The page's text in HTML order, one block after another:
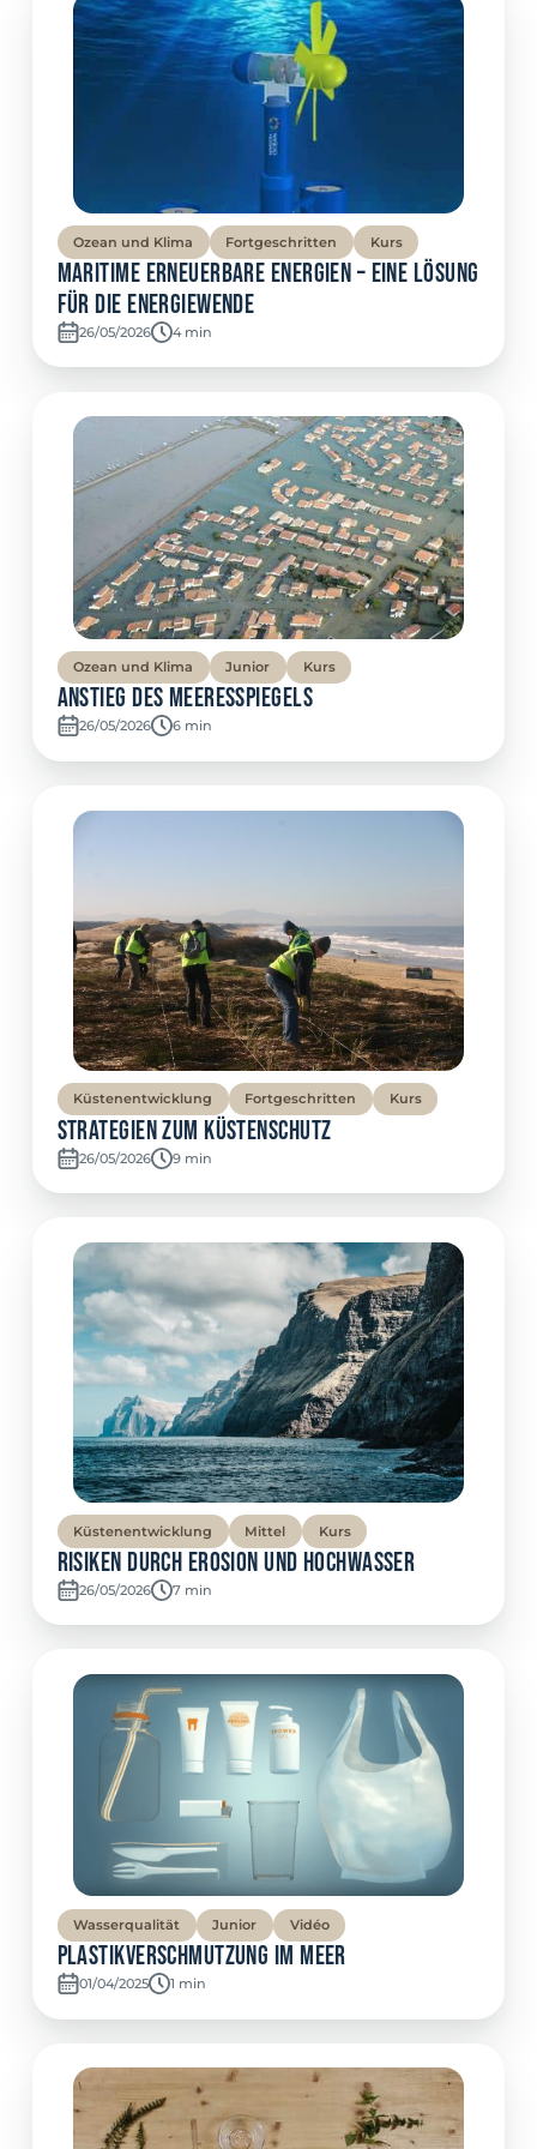
Ozean und Klima Fortgeschritten Kurs
Maritime erneuerbare Energien – eine Lösung
für die Energiewende
26/05/2026 Temps de lecture:
4 min
Ozean und Klima Junior Kurs
Anstieg des Meeresspiegels
26/05/2026 Temps de lecture:
6 min
Küstenentwicklung Fortgeschritten Kurs
Strategien zum Küstenschutz
26/05/2026 Temps de lecture:
9 min
Küstenentwicklung Mittel Kurs
Risiken durch Erosion und Hochwasser
26/05/2026 Temps de lecture:
7 min
Wasserqualität Junior Vidéo
Plastikverschmutzung im Meer
01/04/2025 Temps de lecture:
1 min